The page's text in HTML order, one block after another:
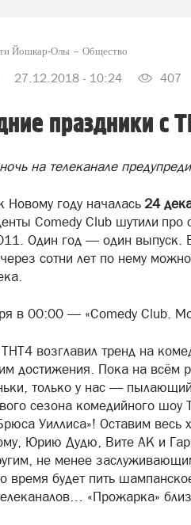
Йошкар-Олы Общество
27.12.2018 - 10:24 407
праздники с
на телеканале
Новому году началась 24
Comedy Club шутили
Один год — один выпуск.
сотни лет по нему
в 00:00 — «Comedy Club.
возглавил тренд на
достижения. Пока на всём
только у нас —
сезона комедийного
Уиллиса»! Оставим весь
Юрию Дудю, Вите АК и
не менее
время будет пить
«Прожарка»